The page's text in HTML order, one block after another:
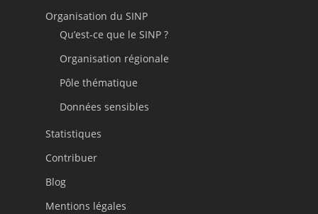
Organisation du SINP
Qu’est-ce que le SINP ?
Organisation régionale
Pôle thématique
Données sensibles
Statistiques
Contribuer
Blog
Mentions légales